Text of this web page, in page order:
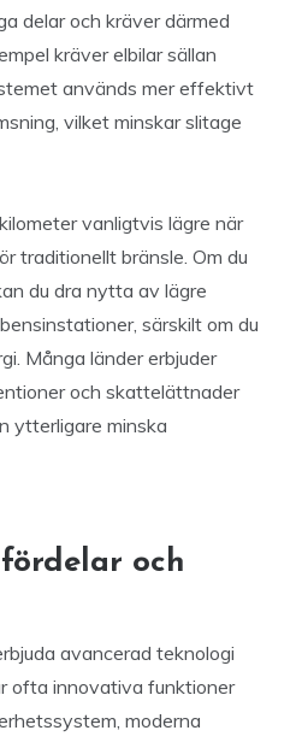
delar och kräver därmed
kräver elbilar sällan
används mer effektivt
vilket minskar slitage
vanligtvis lägre när
traditionellt bränsle. Om du
du dra nytta av lägre
särskilt om du
Många länder erbjuder
och skattelättnader
ytterligare minska
och
avancerad teknologi
ofta innovativa funktioner
moderna